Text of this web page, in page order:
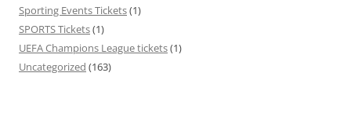
Sporting Events Tickets(1)
SPORTS Tickets(1)
UEFA Champions League tickets(1)
Uncategorized (163)